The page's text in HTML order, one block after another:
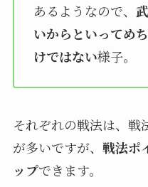
あるようなので、
いからといってめ
けではない様子。
それぞれの戦法は、戦
が多いですが、 戦法ポ
ップできます。